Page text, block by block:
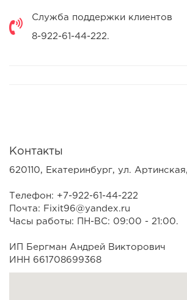
Служба поддержки клиентов
8-922-61-44-222.
Контакты
620110, Екатеринбург, ул.
Телефон: +7-922-61-44-222
Почта: Fixit96@yandex.ru
Часы работы: ПН-ВС: 09:00 - 21:00.
ИП Бергман Андрей Викторович
ИНН 661708699368